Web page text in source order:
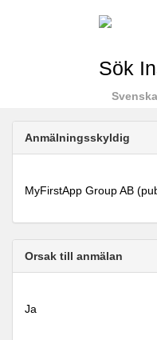
Sök
Svenska
Anmälningsskyldig
MyFirstApp Group AB
Orsak till anmälan
Ja